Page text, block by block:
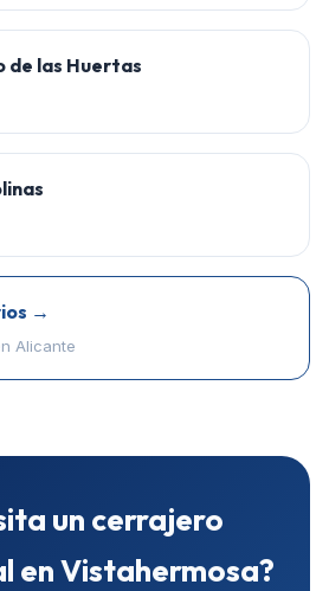
de las Huertas
→
Alicante
un cerrajero
enVistahermosa?